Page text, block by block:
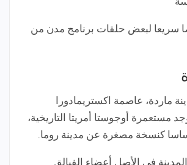
سريعا لبعض حلقات برنامج مدن من
ماردة، عاصمة اكستريمادورا
مستعمرة أوجوستا أمريتا التاريخية،
كنسخة مصغرة عن مدينة روما.
في الأصل أعضاء الفيالق